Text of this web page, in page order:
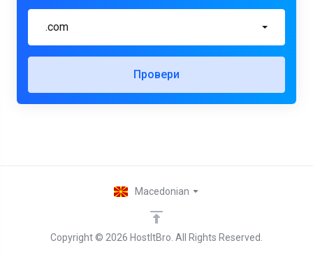
.com
Провери
Copyright © 2026 HostItBro. All Rights Reserved.
Macedonian